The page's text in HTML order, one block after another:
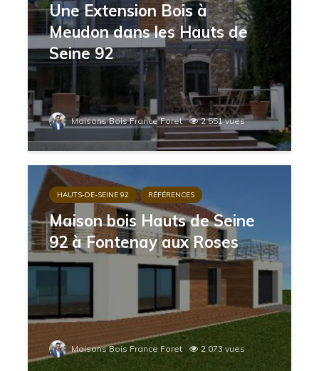
Une Extension Bois à
Meudon dans les Hauts de
Seine 92
Maisons Bois France Foret 2 551 vues
HAUTS-DE-SEINE 92 RÉFÉRENCES
Maison bois Hauts de Seine
92 à Fontenay aux Roses
Maisons Bois France Foret 2 073 vues